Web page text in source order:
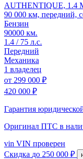
AUTHENTIQUE, 1.4
90 000 км, передний,
Бензин
90000 км.
1.4 / 75 л.с.
Передний
Механика
1 владелец
от 299 000 ₽
420 000 ₽
Гарантия
Оригинал ПТС в
vin VIN проверен
Скидка до 250 000 ₽